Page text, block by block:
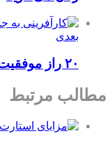
بعدی
۲۰ راز موفقیت برای کارآفرینان جوان و مشتاق
مطالب مرتبط